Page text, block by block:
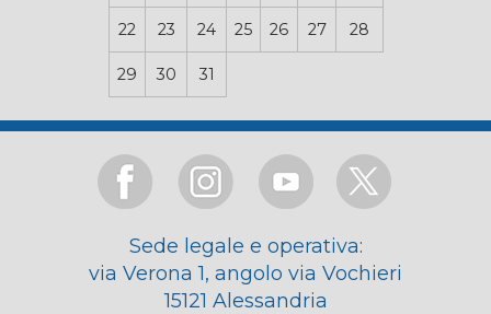
22 23 24 25 26 27 28
29 30 31
Sede legale e operativa:
via Verona 1, angolo via Vochieri
15121 Alessandria